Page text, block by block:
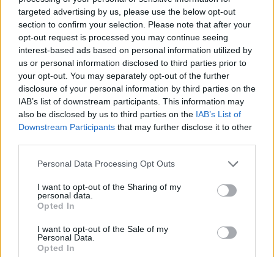
targeted advertising by us, please use the below opt-out
section to confirm your selection. Please note that after your
opt-out request is processed you may continue seeing
interest-based ads based on personal information utilized by
us or personal information disclosed to third parties prior to
your opt-out. You may separately opt-out of the further
disclosure of your personal information by third parties on the
IAB’s list of downstream participants. This information may
also be disclosed by us to third parties on the IAB’s List of
Downstream Participants that may further disclose it to other
Personal Data Processing Opt Outs
I want to opt-out of the Sharing of my
personal data.
Opted In
I want to opt-out of the Sale of my
Personal Data.
Opted In
2026. július 20., hétfő